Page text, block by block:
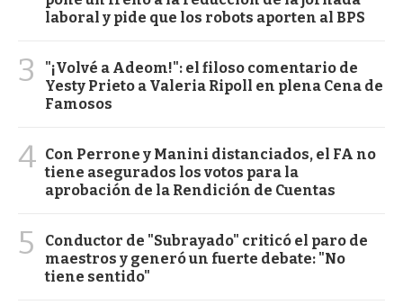
laboral y pide que los robots aporten al BPS
3
"¡Volvé a Adeom!": el filoso comentario de
Yesty Prieto a Valeria Ripoll en plena Cena de
Famosos
4 Con Perrone y Manini distanciados, el FA no
tiene asegurados los votos para la
aprobación de la Rendición de Cuentas
5
Conductor de "Subrayado" criticó el paro de
maestros y generó un fuerte debate: "No
tiene sentido"